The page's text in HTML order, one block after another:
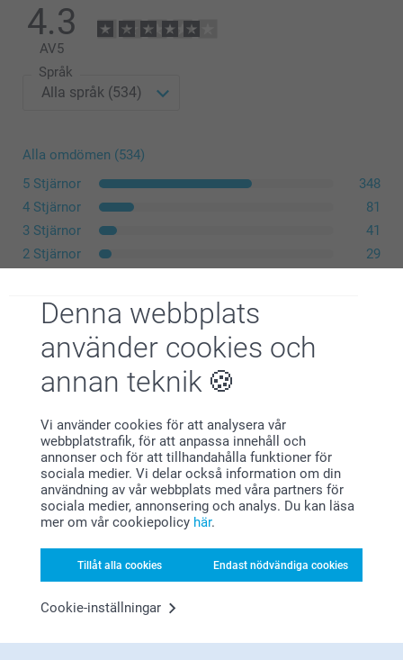
Denna webbplats
använder cookies och
annan teknik
Vi använder cookies för att analysera vår
webbplatstrafik, för att anpassa innehåll och
annonser och för att tillhandahålla funktioner för
sociala medier. Vi delar också information om din
användning av vår webbplats med våra partners för
sociala medier, annonsering och analys. Du kan läsa
mer om vår cookiepolicy här.
Tillåt alla cookies Endast nödvändiga cookies
Cookie-inställningar
4.3
AV5
Språk
Alla omdömen (534)
5 Stjärnor
348
4 Stjärnor
81
3 Stjärnor
41
2 Stjärnor
29
Maria,
Är alltid mycket nöjd
Visa reaktioner
2026-06-10
10:29
Hej Maria,
Stort tack för ⭐️⭐️⭐️⭐️⭐️ och omdöme, kul att du är
du har glädje av dem under lång tid framöver!
Miia @smartphoto
Ann-Kari Margareta Smedberg,
Så trevlig variant att ha kort. Blir tydlig bild, trots att de är
relativt små.
Visa reaktioner